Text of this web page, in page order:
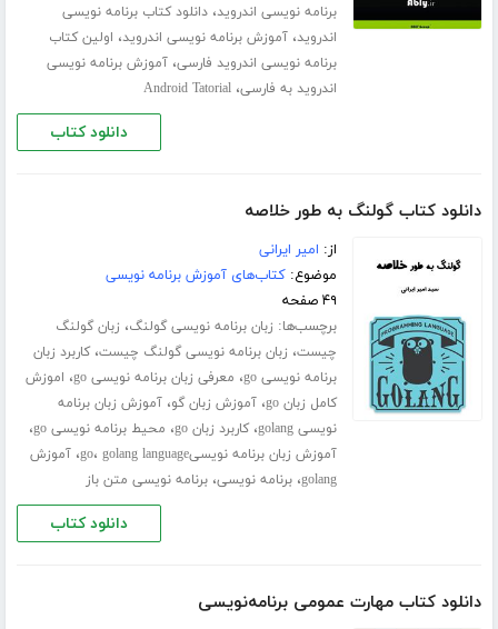
برنامه نویسی اندروید،دانلود کتاب برنامه نویسی
اندروید،آموزش برنامه نویسی اندروید، اولین کتاب
برنامه نویسی اندروید فارسی،آموزش برنامه نویسی
اندروید به فارسی،Android Tatorial
دانلود کتاب
دانلود کتاب گولنگ به طور خلاصه
از: امیر ایرانی
موضوع:کتاب‌های آموزش برنامه نویسی
۴۹ صفحه
برچسب‌ها: زبان برنامه نویسی گولنگ، زبان گولنگ
چیست، زبان برنامه نویسی گولنگ چیست،کاربرد زبان
برنامه نویسی go
، معرفی زبان برنامه نویسی go ، اموزش
کامل زبان go
،آموزش زبان گو،آموزش زبان برنامه
نویسی golang
،کاربرد زبان go ، محیط برنامه نویسی go ،
آموزش زبان برنامه نویسیgo ، golang language ،آموزش
golang،برنامه نویسی،برنامه نویسی متن باز
دانلود کتاب
دانلود کتاب مهارت عمومی برنامه‌نویسی